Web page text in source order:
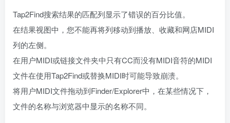
Tap2Find搜索结果的匹配列显示了错误的百分比值。
在结果视图中，您不能再将列移动到播放、收藏和网店MIDI
列的左侧。
在用户MIDI或链接文件夹中只有CC而没有MIDI音符的MIDI
文件在使用Tap2Find或替换MIDI时可能导致崩溃。
将用户MIDI文件拖动到Finder/Explorer中，在某些情况下，
文件的名称与浏览器中显示的名称不同。